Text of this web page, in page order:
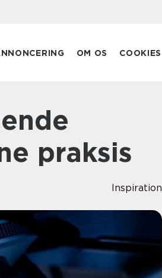
OM OS COOKIES
praksis
Inspiration